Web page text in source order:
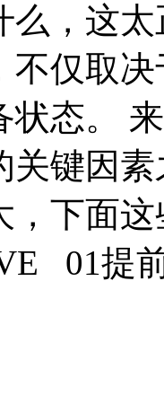
么，这
不仅取
状态。
关键因
，下面
01提